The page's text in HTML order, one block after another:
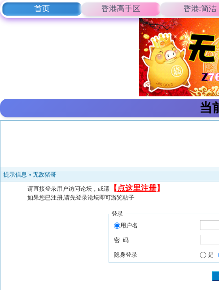
首页 香港高手区 香港:简洁
当
提示信息 » 无敌猪哥
请直接登录用户访问论坛，或请 【 点这里注册】
如果您已注册,请先登录论坛即可游览帖子
登录
用户名
密 码
隐身登录 是